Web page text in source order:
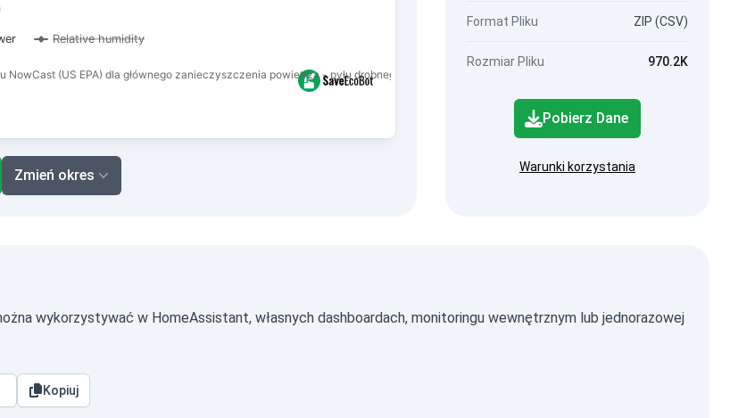
(US EPA) dla głównego zanieczyszczenia powietrza - pyłu drobnego frakcji PM2,5.
Relative humidity
Zmień okres
Format Pliku ZIP (CSV)
Rozmiar Pliku 970.2K
Pobierz Dane
Warunki korzystania
wykorzystywać w HomeAssistant, własnych dashboardach, monitoringu wewnętrznym lub jednorazowej
Kopiuj